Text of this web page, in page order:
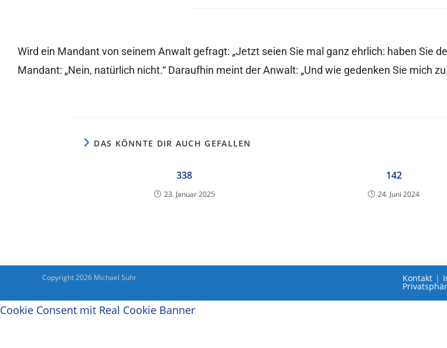
Wird ein Mandant von seinem Anwalt gefragt: „Jetzt seien Sie mal ganz ehrlich: haben Sie
Mandant: „Nein, natürlich nicht.“ Daraufhin meint der Anwalt: „Und wie gedenken Sie mich
DAS KÖNNTE DIR AUCH GEFALLEN
338
23. Januar 2025
142
24. Juni 2024
Kontakt
Copyright 2026 Michael Suhr
Cookie Consent mit Real Cookie Banner